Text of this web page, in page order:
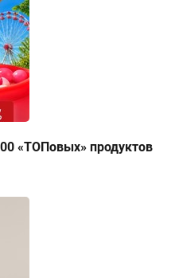
«ТОПовых» продуктов